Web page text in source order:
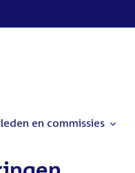
en commissies